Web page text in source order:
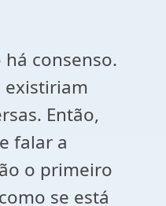
consenso.
existiriam
Então,
falar a
o primeiro
se está